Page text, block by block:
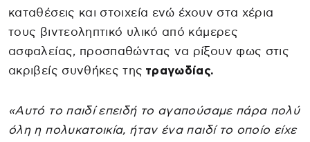
καταθέσεις και στοιχεία ενώ έχουν στα χέρια
τους βιντεοληπτικό υλικό από κάμερες
ασφαλείας, προσπαθώντας να ρίξουν φως στις
ακριβείς συνθήκες της τραγωδίας.
«Αυτό το παιδί επειδή το αγαπούσαμε πάρα πολύ
όλη η πολυκατοικία, ήταν ένα παιδί το οποίο είχε